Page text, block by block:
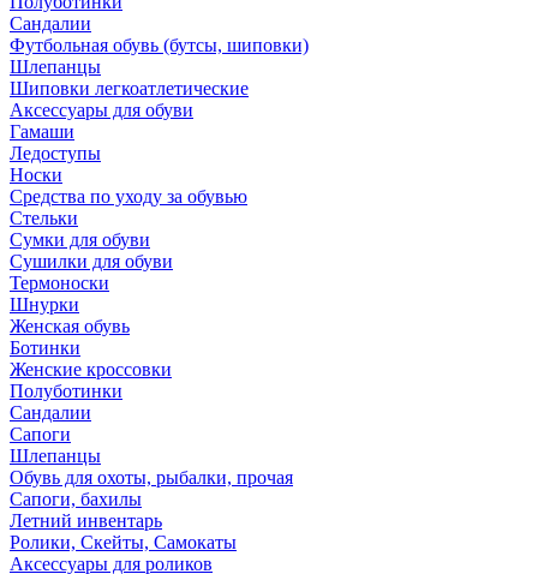
Сандалии
Футбольная обувь (бутсы, шиповки)
Шлепанцы
Шиповки легкоатлетические
Аксессуары для обуви
Гамаши
Ледоступы
Носки
Средства по уходу за обувью
Стельки
Сумки для обуви
Сушилки для обуви
Термоноски
Шнурки
Женская обувь
Ботинки
Женские кроссовки
Полуботинки
Сандалии
Сапоги
Шлепанцы
Обувь для охоты, рыбалки, прочая
Сапоги, бахилы
Летний инвентарь
Ролики, Скейты, Самокаты
Аксессуары для роликов